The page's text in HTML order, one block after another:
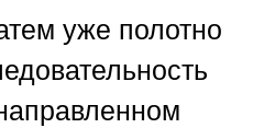
уже полотно